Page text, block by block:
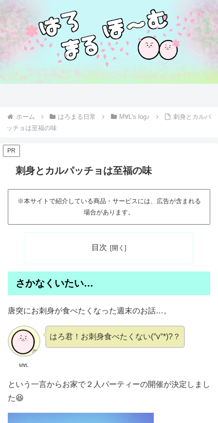
ホーム はろまる日常 M∀L's log♪
刺身とカルパ
ッチョは至福の味
PR
刺身とカルパッチョは至福の味
※本サイトで紹介している商品・サービスには、広告が含まれる
場合があります。
目次
さかなくいたい…
唐突にお刺身が食べたくなった週末のお話…。
M∀L
はろ君！お刺身食べたくない(°v°*)?？
という一言からお家で２人パーティーの開催が決定しまし
た😆